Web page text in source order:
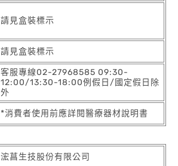
請見盒裝標示
請見盒裝標示
客服專線02-27968585 09:30-
12:00/13:30-18:00例假日/國定假日除
外
*消費者使用前應詳閱醫療器材說明書
浤菖生技股份有限公司